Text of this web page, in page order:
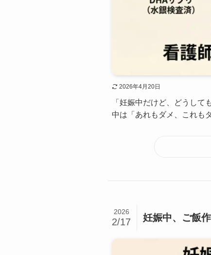
2026年4月20日
「妊娠中だけど、どうし
中は「あれもダメ、これも
妊娠中、ご飯
2026
2/17